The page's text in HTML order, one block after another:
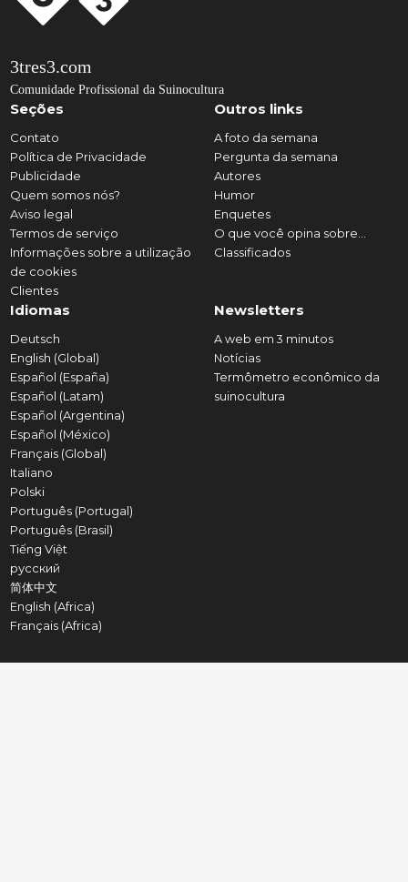
3tres3.com
Comunidade Profissional da Suinocultura
Seções
Contato
Política de Privacidade
Publicidade
Quem somos nós?
Aviso legal
Termos de serviço
Informações sobre a utilização
de cookies
Clientes
Outros links
A foto da semana
Pergunta da semana
Autores
Humor
Enquetes
O que você opina sobre...
Classificados
Idiomas
Deutsch
English (Global)
Español (España)
Español (Latam)
Español (Argentina)
Español (México)
Français (Global)
Italiano
Polski
Português (Portugal)
Português (Brasil)
Tiếng Việt
русский
简体中文
English (Africa)
Français (Africa)
Newsletters
A web em 3 minutos
Notícias
Termômetro econômico da
suinocultura